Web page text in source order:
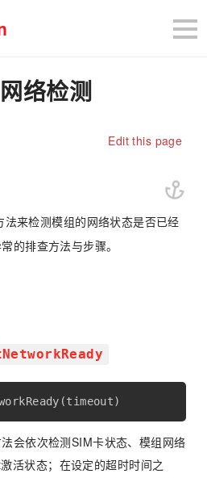
络检测
Edit this page
法来检测模组的网络状态是否已经
的排查方法与步骤。
会依次检测SIM卡状态、模组网络
活状态；在设定的超时时间之